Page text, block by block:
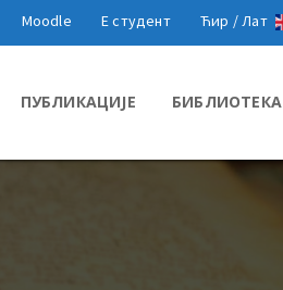
Moodle Е студент Ћир /Лат
ПУБЛИКАЦИЈЕ БИБЛИОТЕКА